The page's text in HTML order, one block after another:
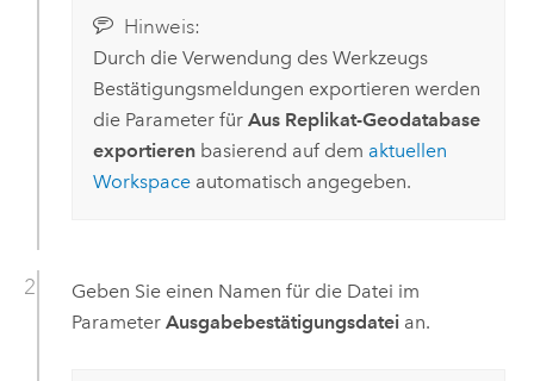
Hinweis:
Durch die Verwendung des Werkzeugs
Bestätigungsmeldungen exportieren werden
die Parameter für Aus Replikat-Geodatabase
exportierenbasierend auf dem aktuellen
Workspaceautomatisch angegeben.
Geben Sie einen Namen für die Datei im
Parameter Ausgabebestätigungsdateian.